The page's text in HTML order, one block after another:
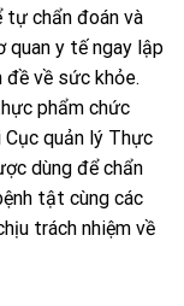
tự chẩn đoán và
quan y tế ngay lập
đề về sức khỏe.
phẩm chức
quản lý Thực
dùng để chẩn
tật cùng các
trách nhiệm về